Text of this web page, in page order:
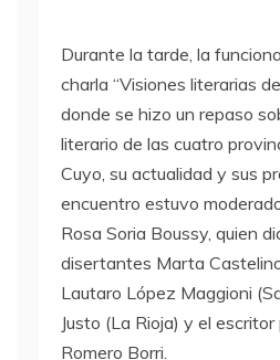
Durante la tarde, la
charla “Visiones literarias
donde se hizo un repaso
literario de las cuatro
Cuyo, su actualidad y sus
encuentro estuvo
Rosa Soria Boussy, quien
disertantes Marta
Lautaro López Maggioni
Justo (La Rioja) y el
Romero Borri.